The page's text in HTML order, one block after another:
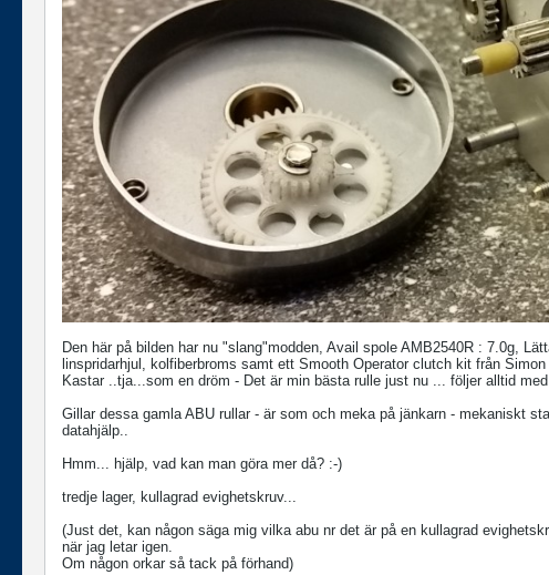
Den här på bilden har nu "slang"modden, Avail spole AMB2540R : 7.0g,
linspridarhjul, kolfiberbroms samt ett Smooth Operator clutch kit från Simon
Kastar ..tja...som en dröm - Det är min bästa rulle just nu ... följer alltid
Gillar dessa gamla ABU rullar - är som och meka på jänkarn - mekaniskt
datahjälp..
Hmm... hjälp, vad kan man göra mer då? :-)
tredje lager, kullagrad evighetskruv...
(Just det, kan någon säga mig vilka abu nr det är på en kullagrad
när jag letar igen.
Om någon orkar så tack på förhand)